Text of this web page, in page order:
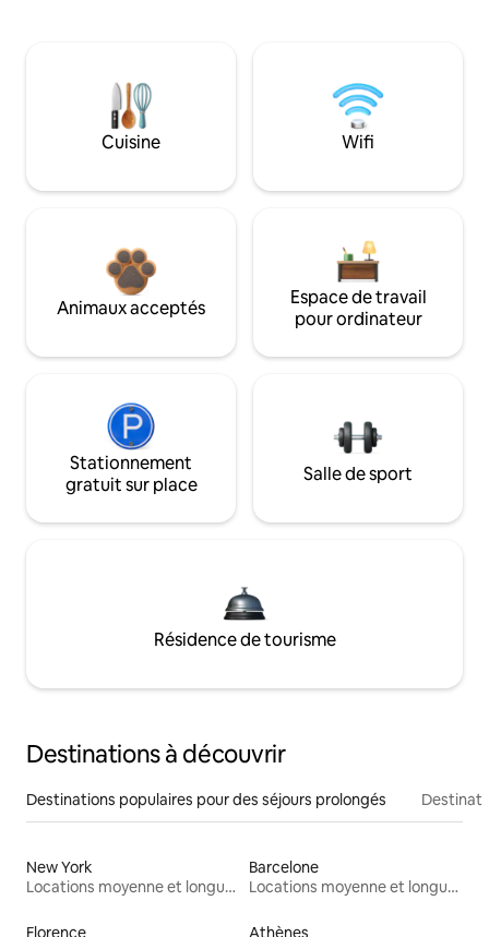
Cuisine Wifi
Animaux acceptés
Espace de travail
pour ordinateur
Stationnement
gratuit sur place
Salle de sport
Résidence de tourisme
Destinations à découvrir
Destinations populaires pour des séjours prolongés
New York
Locations moyenne et longue durée
Barcelone
Locations moyenne et longue durée
Florence Athènes